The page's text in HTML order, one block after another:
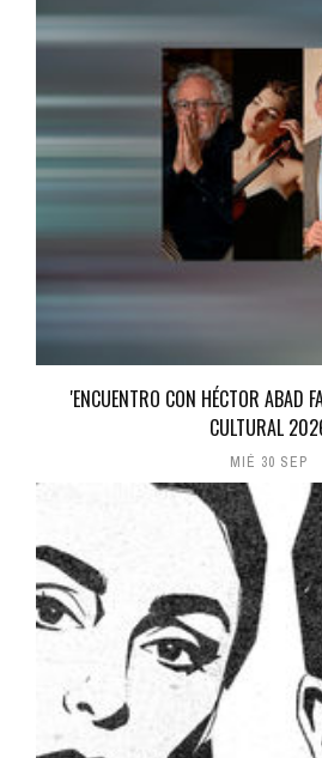
'ENCUENTRO CON HÉCTOR ABAD
CULTURAL
MIÉ 30 SEP